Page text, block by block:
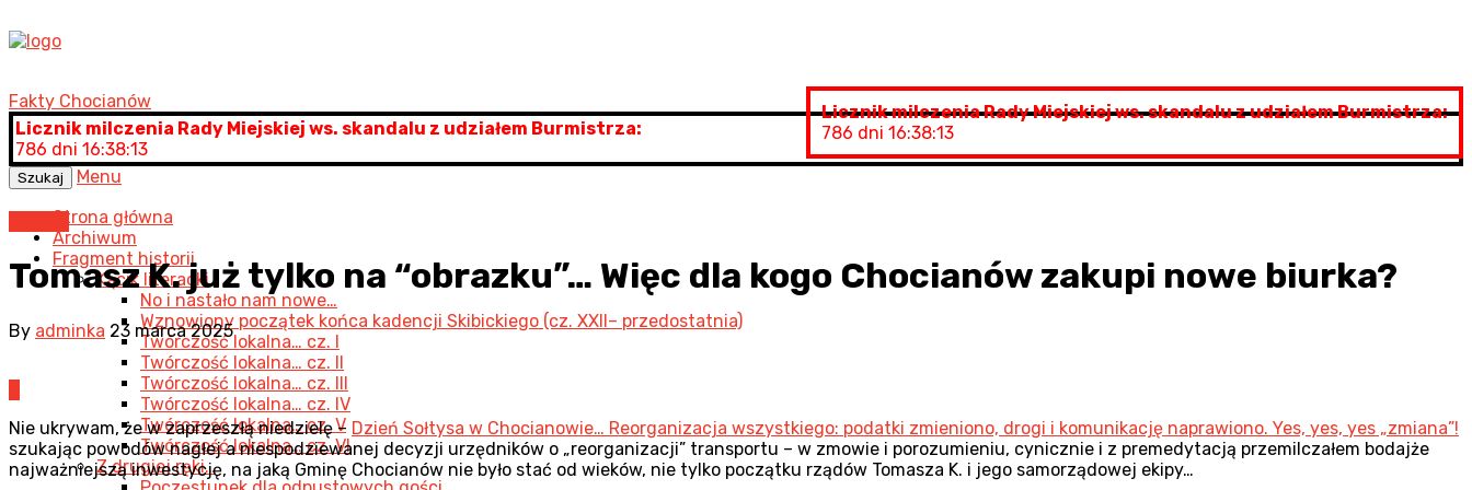
Licznik milczenia Rady Miejskiej ws. skandalu z udziałem Burmistrza:
786 dni 16:38:14
Fakty Chocianów
Licznik milczenia Rady Miejskiej ws. skandalu z udziałem Burmistrza:
786 dni 16:38:14
Szukaj
Menu
Strona główna
Archiwum
Fragment historii
Kącik literacki
No i nastało nam nowe…
Wznowiony początek końca kadencji Skibickiego (cz. XXII– przedostatnia)
Twórczość lokalna… cz. I
Twórczość lokalna… cz. II
Twórczość lokalna… cz. III
Twórczość lokalna… cz. IV
Twórczość lokalna… cz. V
Twórczość lokalna… cz. VI
Z drugiej ręki…
Tomasz K. już tylko na “obrazku”… Więc dla kogo Chocianów zakupi nowe biurka?
By adminka 23 marca 2025
Nie ukrywam, że w zaprzeszłą niedzielę – Dzień Sołtysa w Chocianowie… Reorganizacja wszystkiego: podatki zmieniono, drogi i komunikację naprawiono. Yes, yes, yes „zmiana”!
szukając powodów nagłej a niespodziewanej decyzji urzędników o „reorganizacji” transportu – w zmowie i porozumieniu, cynicznie i z premedytacją przemilczałem bodajże
najważniejszą inwestycję, na jaką Gminę Chocianów nie było stać od wieków, nie tylko początku rządów Tomasza K. i jego samorządowej ekipy…